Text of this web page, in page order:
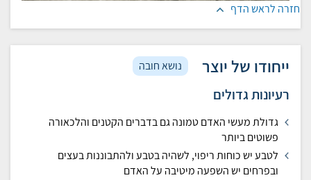
חזרה לראש הדף
ייחודו של יוצר נושא חובה
רעיונות גדולים
גדולת מעשי האדם טמונה גם בדברים הקטנים והלכאורה
פשוטים ביותר
לטבע יש כוחות ריפוי, לשהיה בטבע ולהתבוננות בעצים
ובפרחים יש השפעה מיטיבה על האדם